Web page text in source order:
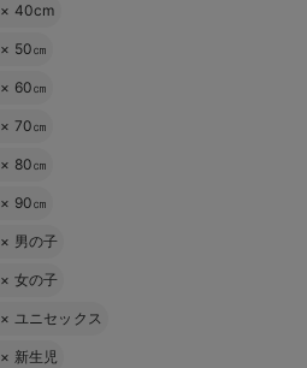
× 40cm
× 50㎝
× 60㎝
× 70㎝
× 80㎝
× 90㎝
× 男の子
× 女の子
× ユニセックス
× 新生児